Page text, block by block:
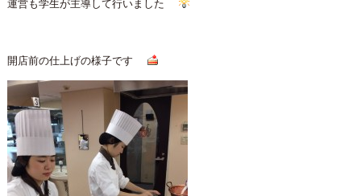
運営も学生が主導して行いました
開店前の仕上げの様子です